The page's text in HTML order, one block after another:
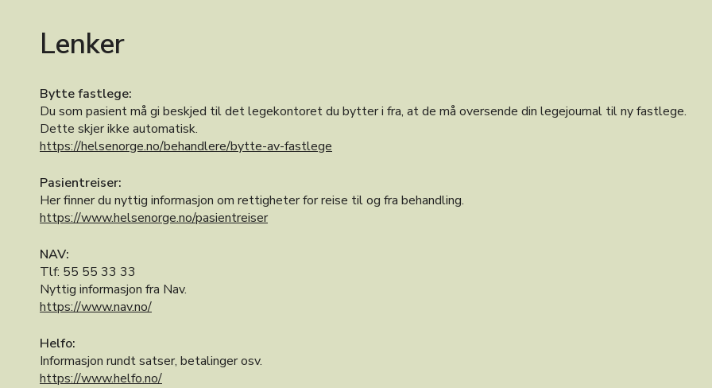
Lenker
Bytte fastlege:
Du som pasient må gi beskjed til det legekontoret du bytter i fra, at de må oversende din legejournal til ny fastlege.
Dette skjer ikke automatisk.
https://helsenorge.no/behandlere/bytte-av-fastlege
Pasientreiser:
Her finner du nyttig informasjon om rettigheter for reise til og fra behandling.
https://www.helsenorge.no/pasientreiser
NAV:
Tlf: 55 55 33 33
Nyttig informasjon fra Nav.
https://www.nav.no/
Helfo:
Informasjon rundt satser, betalinger osv.
https://www.helfo.no/